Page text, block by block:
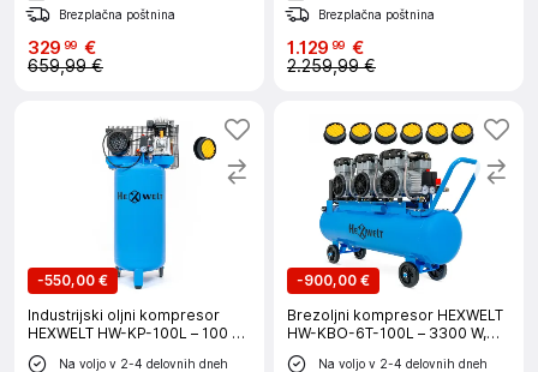
Brezplačna poštnina
329 99 €
659,99 €
Brezplačna poštnina
1.129 99 €
2.259,99 €
-550,00 €
Industrijski oljni kompresor
HEXWELT HW-KP-100L – 100 L,
1800 W, 8 bar
Na voljo v 2-4 delovnih dneh
-900,00 €
Brezoljni kompresor HEXWELT
HW-KBO-6T-100L – 3300 W,
100 L, 8 bar, 576 l/min
Na voljo v 2-4 delovnih dneh